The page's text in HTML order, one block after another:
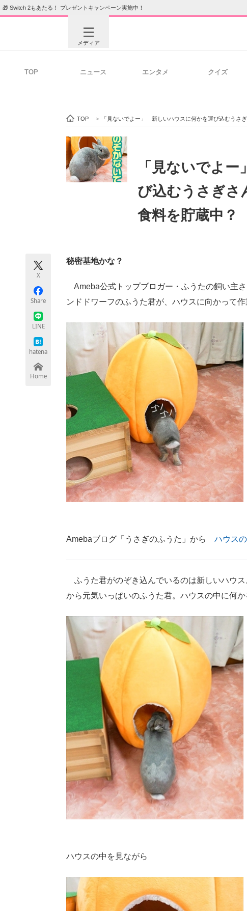
🎁 Switch 2もあたる！ プレゼントキャンペーン実施中！
メディア
ビジネスと働き方のヒント
ITエンジニア向け専門サイト 企業向けIT製品の
ちょっと気になるネットの話題
TOP ニュース エンタメ クイズ
TOP > 「見ないでよー」 新しいハウスに何かを運び込むうさ
「見ないでよ
び込むうさぎ
食料を貯蔵中？
X
Share
LINE
hatena
Home
秘密基地かな？
Ameba公式トップブロガー・ふうたの飼い主さ
ンドドワーフのふうた君が、ハウスに向かって作
Amebaブログ「うさぎのふうた」から ハウス
ふうた君がのぞき込んでいるのは新しいハウス
から元気いっぱいのふうた君。ハウスの中に何
ハウスの中を見ながら